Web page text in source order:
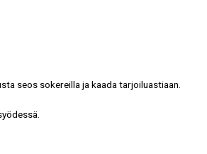
seos sokereilla ja kaada tarjoiluastiaan.